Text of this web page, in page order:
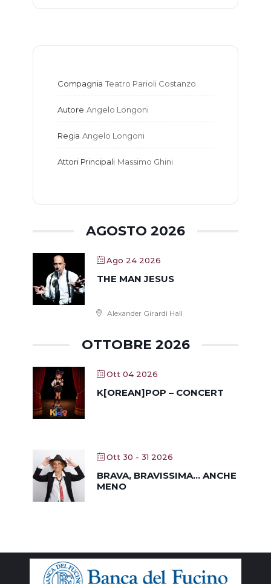
Compagnia Teatro Parioli Costanzo
Autore Angelo Longoni
Regia Angelo Longoni
Attori Principali Massimo Ghini
AGOSTO 2026
Ago 24 2026
THE MAN JESUS
Alexander Girardi Hall
OTTOBRE 2026
Ott 04 2026
K[OREAN]POP – CONCERT
Ott 30 - 31 2026
BRAVA, BRAVISSIMA… ANCHE
MENO